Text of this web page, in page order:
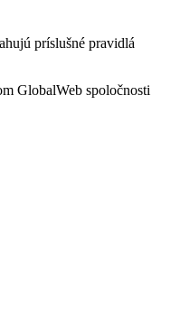
príslušné pravidlá
GlobalWeb spoločnosti